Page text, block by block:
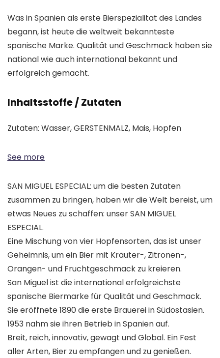
Was in Spanien als erste Bierspezialität des Landes
begann, ist heute die weltweit bekannteste
spanische Marke. Qualität und Geschmack haben sie
national wie auch international bekannt und
erfolgreich gemacht.
Inhaltsstoffe / Zutaten
Zutaten: Wasser, GERSTENMALZ, Mais, Hopfen
See more
SAN MIGUEL ESPECIAL: um die besten Zutaten
zusammen zu bringen, haben wir die Welt bereist, um
etwas Neues zu schaffen: unser SAN MIGUEL
ESPECIAL.
Eine Mischung von vier Hopfensorten, das ist unser
Geheimnis, um ein Bier mit Kräuter-, Zitronen-,
Orangen- und Fruchtgeschmack zu kreieren.
San Miguel ist die international erfolgreichste
spanische Biermarke für Qualität und Geschmack.
Sie eröffnete 1890 die erste Brauerei in Südostasien.
1953 nahm sie ihren Betrieb in Spanien auf.
Breit, reich, innovativ, gewagt und Global. Ein Fest
aller Arten, Bier zu empfangen und zu genießen.